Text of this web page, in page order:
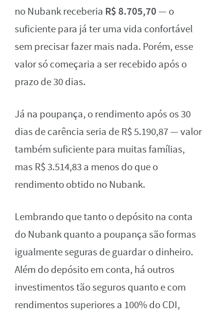
no Nubank receberia R$ 8.705,70— o
suficiente para já ter uma vida confortável
sem precisar fazer mais nada. Porém, esse
valor só começaria a ser recebido após o
prazo de 30 dias.
Já na poupança, o rendimento após os 30
dias de carência seria de R$ 5.190,87 — valor
também suficiente para muitas famílias,
mas R$ 3.514,83 a menos do que o
rendimento obtido no Nubank.
Lembrando que tanto o depósito na conta
do Nubank quanto a poupança são formas
igualmente seguras de guardar o dinheiro.
Além do depósito em conta, há outros
investimentos tão seguros quanto e com
rendimentos superiores a 100% do CDI,